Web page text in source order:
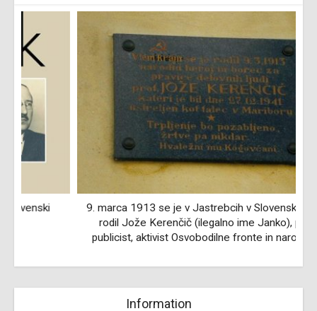
9. marca 1913 se je v Jastrebcih v Slovenskih Goricah
rodil Jože Kerenčič (ilegalno ime Janko), pisatelj,
publicist, aktivist Osvobodilne fronte in narodni heroj
Information